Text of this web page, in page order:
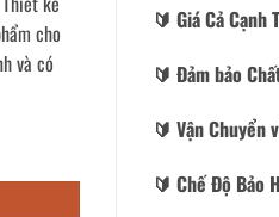
cho
và có
🔰️ Giá Cả Cạnh
🔰️ Đảm bảo
🔰️ Vận Chuyển
🔰️ Chế Độ Bảo